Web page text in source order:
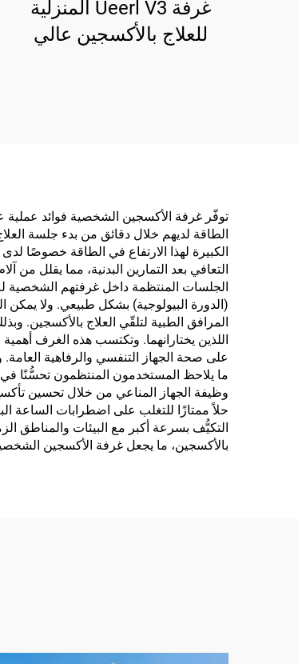
غرفة Ueerl V3 المنزلية
للعلاج بالأكسجين عالي
توفّر غرفة الأكسجين الشخصية فوائد عملية
الكبيرة لهذا الارتفاع في الطاقة خصوصًا
التعافي بعد التمارين البدنية، مما يقلل من
الجلسات المنتظمة داخل غرفتهم الشخصية
(الدورة البيولوجية) بشكل طبيعي. ولا يمكن
المرافق الطبية لتلقّي العلاج بالأكسجين.
اللذين يختارانهما. وتكتسب هذه الغرف
على صحة الجهاز التنفسي والرفاهية العامة.
ما يلاحظ المستخدمون المنتظمون تحسُّنًا في
وظيفة الجهاز المناعي من خلال تحسين
حلاً ممتازًا للتغلب على اضطرابات الساعة
التكيُّف بسرعة أكبر مع البيئات والمناطق
بالأكسجين، ما يجعل غرفة الأكسجين